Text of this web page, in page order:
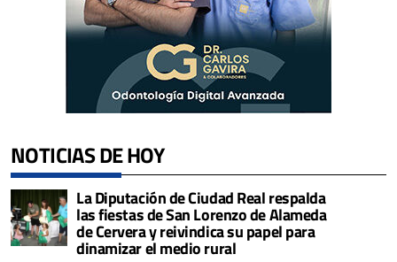
NOTICIAS DE HOY
La Diputación de Ciudad Real respalda
las fiestas de San Lorenzo de Alameda
de Cervera y reivindica su papel para
dinamizar el medio rural